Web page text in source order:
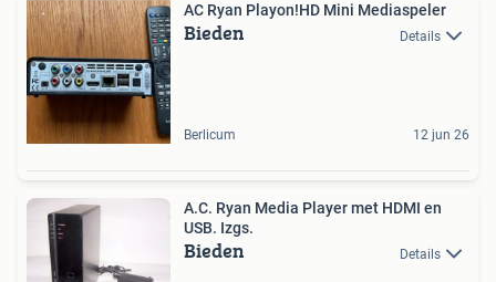
AC Ryan Playon!HD Mini Mediaspeler
Bieden Details
Berlicum 12 jun 26
A.C. Ryan Media Player met HDMI en
USB. Izgs.
Bieden Details